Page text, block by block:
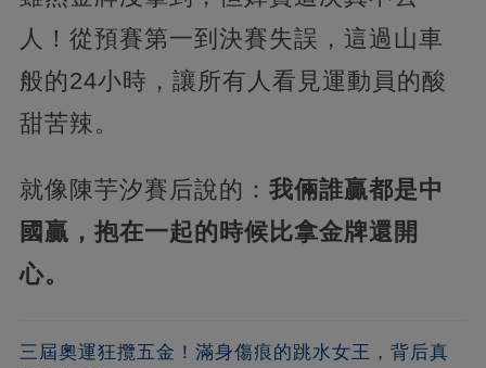
人！從預賽第一到決賽失誤，這過山車
般的24小時，讓所有人看見運動員的酸
甜苦辣。
就像陳芋汐賽后說的： 我倆誰贏都是中
國贏，抱在一起的時候比拿金牌還開
心。
三屆奧運狂攬五金！滿身傷痕的跳水女王，背后真